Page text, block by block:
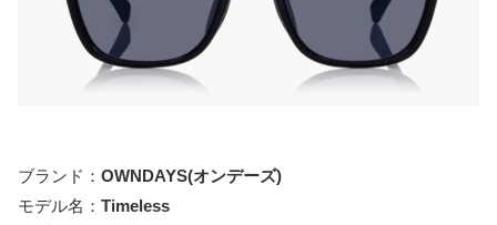
ブランド： OWNDAYS(オンデーズ)
モデル名： Timeless